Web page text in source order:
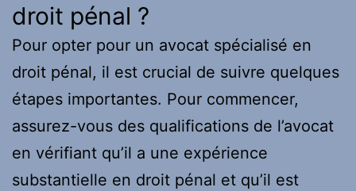
droit pénal ?
Pour opter pour un avocat spécialisé en
droit pénal, il est crucial de suivre quelques
étapes importantes. Pour commencer,
assurez-vous des qualifications de l’avocat
en vérifiant qu’il a une expérience
substantielle en droit pénal et qu’il est